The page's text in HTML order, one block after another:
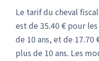
Le tarif du cheval
est de 35.40 € pour
de 10 ans, et de 17.70
plus de 10 ans. Les